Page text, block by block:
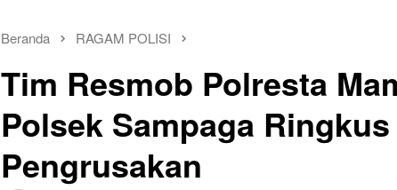
Beranda RAGAM POLISI
Tim Resmob Polresta
Polsek Sampaga
Pengrusakan